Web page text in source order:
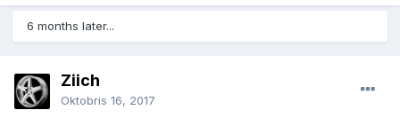
6 months later...
Ziich
Oktobris 16, 2017